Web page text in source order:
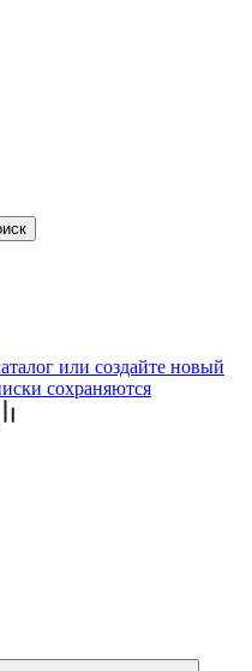
или создайте новый
сохраняются